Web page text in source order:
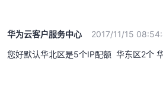
华为云客户服务中心 2017/11/15
您好默认华北区是5个IP配额 华东区2个